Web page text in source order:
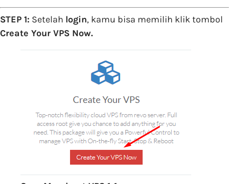
STEP 1: Setelah login, kamu bisa memilih klik tombol
Create Your VPS Now.